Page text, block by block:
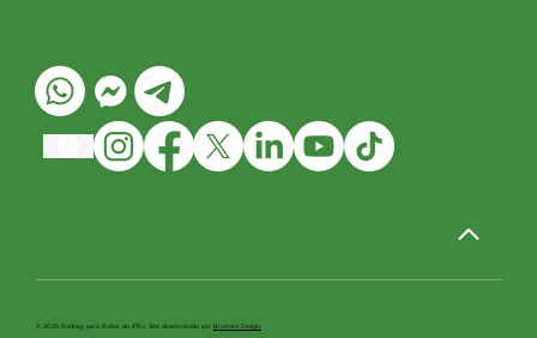
© 2025 Rodney para Reitor do IFRJ. Site desenvolvido por Brothers Design.